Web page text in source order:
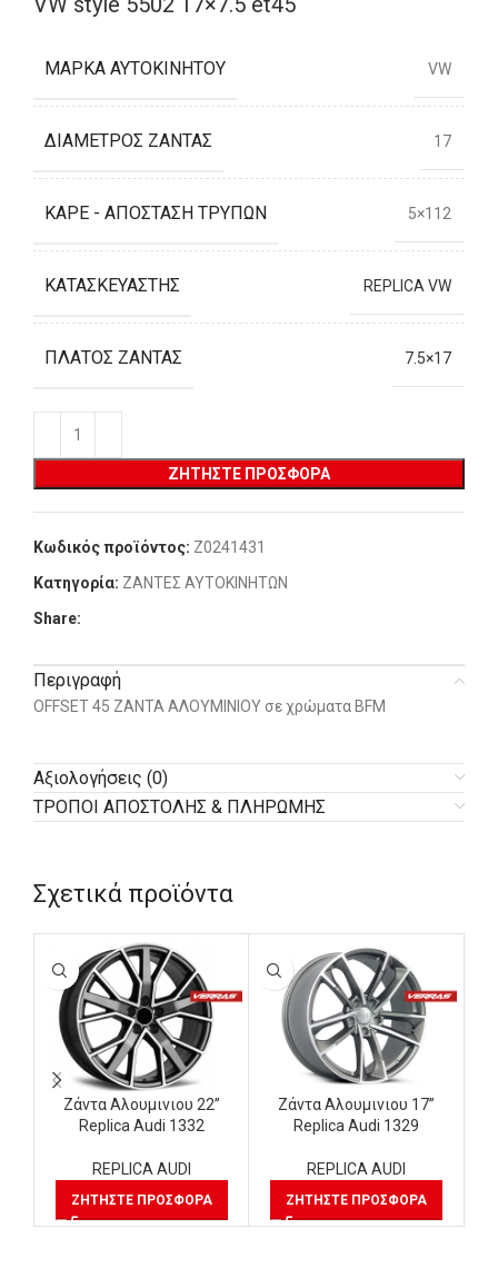
ΜΆΡΚΑ ΑΥΤΟΚΙΝΉΤΟΥ VW
ΔΙΆΜΕΤΡΟΣ ΖΆΝΤΑΣ 17
ΚΑΡΈ - ΑΠΌΣΤΑΣΗ ΤΡΥΠΏΝ 5×112
ΚΑΤΑΣΚΕΥΑΣΤΉΣ REPLICA VW
ΠΛΆΤΟΣ ΖΆΝΤΑΣ 7.5×17
ΖΗΤΉΣΤΕ ΠΡΟΣΦΟΡΆ
Κωδικός προϊόντος: Z0241431
Κατηγορία: ΖΑΝΤΕΣ ΑΥΤΟΚΙΝΗΤΩΝ
Share:
Περιγραφή
OFFSET 45 ΖΑΝΤΑ ΑΛΟΥΜΙΝΙΟΥ σε χρώματα BFM
Αξιολογήσεις (0)
ΤΡΟΠΟΙ ΑΠΟΣΤΟΛΗΣ & ΠΛΗΡΩΜΗΣ
Σχετικά προϊόντα
Ζάντα Αλουμινιου 22”
Replica Audi 1332
REPLICA AUDI
ΖΗΤΉΣΤΕ ΠΡΟΣΦΟΡΆ
Ζάντα Αλουμινιου 17”
Replica Audi 1329
REPLICA AUDI
ΖΗΤΉΣΤΕ ΠΡΟΣΦΟΡΆ